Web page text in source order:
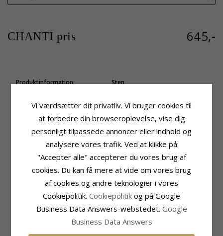
CHANTI pris 645,-
Produktinformation
Vedhæng:
Vedhæng
Overflade: Blank
Sten
Farve: Hvid
Zirkon
Slibning:Facetsleben
Farve: Rød
Sten: Syntetisk Rubin
13,8 mm
Leveringstid
Leveringstid:
2-3 Hverdage
Passer Til Guldkæder Med Bredde
Slange Max:
Vi værdsætter dit privatliv. Vi bruger cookies til
at forbedre din browseroplevelse, vise dig
personligt tilpassede annoncer eller indhold og
analysere vores trafik. Ved at klikke på
"Accepter alle" accepterer du vores brug af
cookies. Du kan få mere at vide om vores brug
af cookies og andre teknologier i vores
Cookiepolitik. Cookiepolitik og på Google
Business Data Answers-webstedet. Google
Business Data Answers